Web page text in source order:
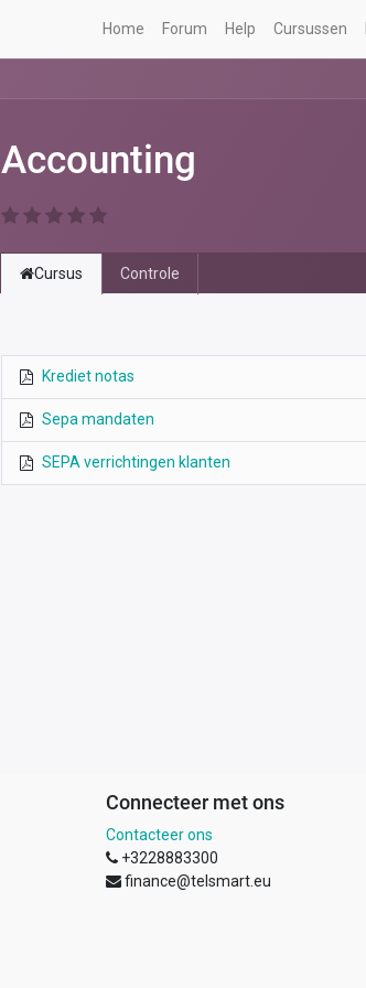
Home Forum Help Cursussen
Accounting
Cursus Controle
Krediet notas
Sepa mandaten
SEPA verrichtingen klanten
Connecteer met ons
Contacteer ons
+3228883300
finance@telsmart.eu